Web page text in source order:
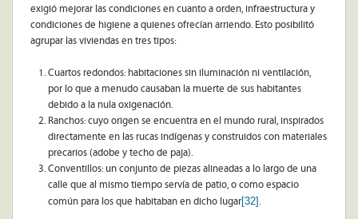
exigió mejorar las condiciones en cuanto a orden, infraestructura y
condiciones de higiene a quienes ofrecían arriendo. Esto posibilitó
agrupar las viviendas en tres tipos:
Cuartos redondos: habitaciones sin iluminación ni ventilación,
por lo que a menudo causaban la muerte de sus habitantes
debido a la nula oxigenación.
Ranchos: cuyo origen se encuentra en el mundo rural, inspirados
directamente en las rucas indígenas y construidos con materiales
precarios (adobe y techo de paja).
Conventillos: un conjunto de piezas alineadas a lo largo de una
calle que al mismo tiempo servía de patio, o como espacio
común para los que habitaban en dicho lugar[32].